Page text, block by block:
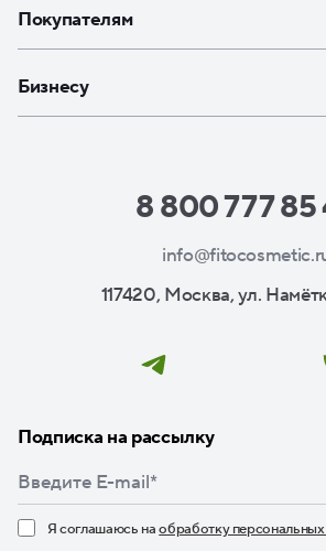
Покупателям
Бизнесу
8 800 777 85
117420, Москва, ул.
Подписка на рассылку
Я соглашаюсь наобработку